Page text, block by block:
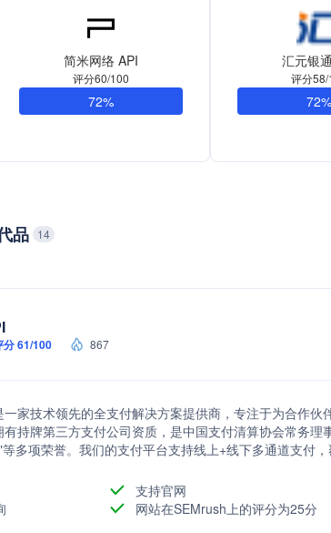
简米网络 API
评分60/100
72%
汇元银
评分58/
72%
品 14
分 61/100 867
家技术领先的全支付解决方案提供商，专注于为合作伙
持牌第三方支付公司资质，是中国支付清算协会常务理
多项荣誉。我们的支付平台支持线上+线下多通道支付
帮助客户保持行业领先地位。选择汇付支付，为您的业
支持官网
网站在SEMrush上的评分为25分